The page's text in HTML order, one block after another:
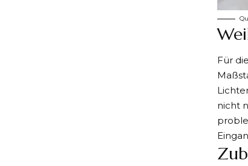
Für
nicht